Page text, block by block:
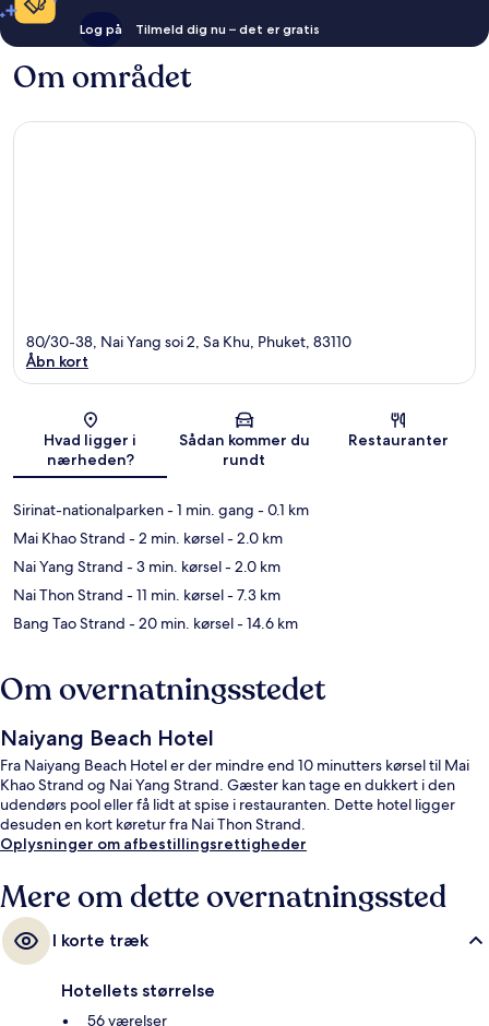
Log på Tilmeld dig nu – det er gratis
Om området
Kort
80/30-38, Nai Yang soi 2, Sa Khu, Phuket, 83110
Åbn kort
Hvad ligger i
nærheden?
Sådan kommer du
rundt
Restauranter
Sirinat-nationalparken- 1 min. gang - 0.1 km
Mai Khao Strand - 2 min. kørsel- 2.0 km
Nai Yang Strand - 3 min. kørsel- 2.0 km
Nai Thon Strand - 11 min. kørsel- 7.3 km
Bang Tao Strand - 20 min. kørsel- 14.6 km
Om overnatningsstedet
Naiyang Beach Hotel
Fra Naiyang Beach Hotel er der mindre end 10 minutters kørsel til Mai
Khao Strand og Nai Yang Strand. Gæster kan tage en dukkert i den
udendørs pool eller få lidt at spise i restauranten. Dette hotel ligger
desuden en kort køretur fra Nai Thon Strand.
Oplysninger om afbestillingsrettigheder
Mere om dette overnatningssted
I korte træk
Hotellets størrelse
56 værelser